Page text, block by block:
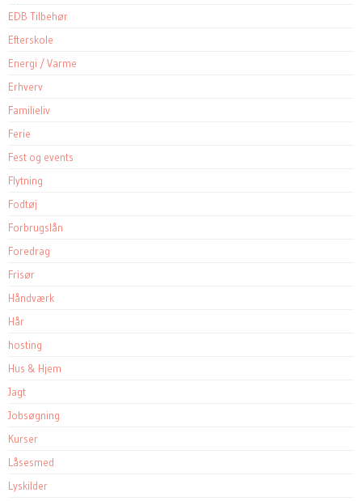
EDB Tilbehør
Efterskole
Energi / Varme
Erhverv
Familieliv
Ferie
Fest og events
Flytning
Fodtøj
Forbrugslån
Foredrag
Frisør
Håndværk
Hår
hosting
Hus & Hjem
Jagt
Jobsøgning
Kurser
Låsesmed
Lyskilder